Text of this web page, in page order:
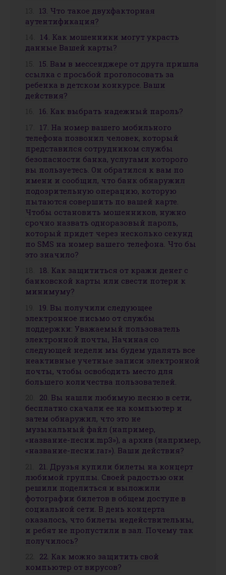
13. Что такое двухфакторная
аутентификация?
14. Как мошенники могут украсть
данные Вашей карты?
15. Вам в мессенджере от друга пришла
ссылка с просьбой проголосовать за
ребенка в детском конкурсе. Ваши
действия?
16. Как выбрать надежный пароль?
17. На номер вашего мобильного
телефона позвонил человек, который
представился сотрудником службы
безопасности банка, услугами которого
вы пользуетесь. Он обратился к вам по
имени и сообщил, что банк обнаружил
подозрительную операцию, которую
пытаются совершить по вашей карте.
Чтобы остановить мошенников, нужно
срочно назвать одноразовый пароль,
который придет через несколько секунд
по SMS на номер вашего телефона. Что бы
это значило?
18. Как защититься от кражи денег с
банковской карты или свести потери к
минимуму?
19. Вы получили следующее
электронное письмо от службы
поддержки: Уважаемый пользователь
электронной почты, Начиная со
следующей недели мы будем удалять все
неактивные учетные записи электронной
почты, чтобы освободить место для
большего количества пользователей.
20. Вы нашли любимую песню в сети,
бесплатно скачали ее на компьютер и
затем обнаружил, что это не
музыкальный файл (например,
«название-песни.mp3»), а архив (например,
«название-песни.rar»). Ваши действия?
21. Друзья купили билеты на концерт
любимой группы. Своей радостью они
решили поделиться и выложили
фотографии билетов в общем доступе в
социальной сети. В день концерта
оказалось, что билеты недействительны,
и ребят не пропустили в зал. Почему так
получилось?
22. Как можно защитить свой
компьютер от вирусов?